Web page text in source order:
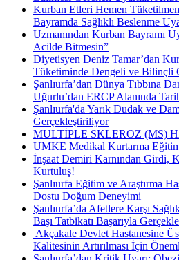
Kurban Etleri Hemen
Bayramda Sağlıklı Beslenme
Uzmanından Kurban Bayramı
Acilde Bitmesin”
Diyetisyen Deniz Tamar’dan
Tüketiminde Dengeli ve Bilinçli
Şanlıurfa’dan Dünya Tıbbına
Uğurlu’dan ERCP Alanında
Şanlıurfa'da Yarık Dudak ve
Gerçekleştiriliyor
MULTİPLE SKLEROZ (MS)
UMKE Medikal Kurtarma
İnşaat Demiri Karnından Girdi,
Kurtuluş!
Şanlıurfa Eğitim ve Araştırma
Dostu Doğum Deneyimi
Şanlıurfa’da Afetlere Karşı
Başı Tatbikatı Başarıyla
Akçakale Devlet Hastanesine
Kalitesinin Artırılması İçin